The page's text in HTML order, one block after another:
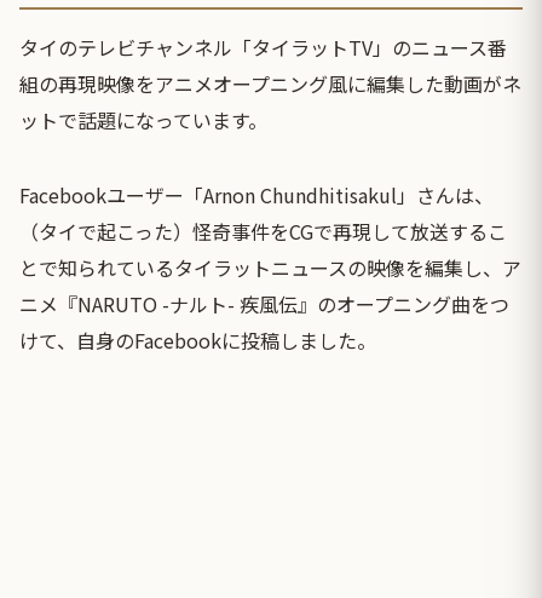
タイのテレビチャンネル「タイラットTV」のニュース番
組の再現映像をアニメオープニング風に編集した動画がネ
ットで話題になっています。
Facebookユーザー「Arnon Chundhitisakul」さんは、
（タイで起こった）怪奇事件をCGで再現して放送するこ
とで知られているタイラットニュースの映像を編集し、ア
ニメ『NARUTO -ナルト- 疾風伝』のオープニング曲をつ
けて、自身のFacebookに投稿しました。